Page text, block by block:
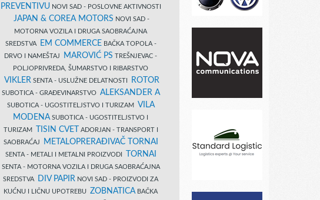
PREVENTIVUNOVI SAD - POSLOVNE AKTIVNOSTI
JAPAN & COREA MOTORS NOVI SAD -
MOTORNA VOZILA I DRUGA SAOBRAĆAJNA
SREDSTVA
EM COMMERCE BAČKA TOPOLA -
DRVO I NAMEŠTAJ
MAROVIĆ PS TREŠNJEVAC -
POLJOPRIVREDA, ŠUMARSTVO I RIBARSTVO
VIKLER SENTA - USLUŽNE DELATNOSTI ROTOR
SUBOTICA - GRAĐEVINARSTVO ALEKSANDER A
SUBOTICA - UGOSTITELJSTVO I TURIZAM VILA
MODENA SUBOTICA - UGOSTITELJSTVO I
TURIZAM
TISIN CVET
ADORJAN - TRANSPORT I
SAOBRAĆAJ
METALOPRERAĐIVAČ TORNAI
SENTA - METALI I METALNI PROIZVODI TORNAI
SENTA - MOTORNA VOZILA I DRUGA SAOBRAĆAJNA
SREDSTVA
DIV PAPIR NOVI SAD - PROIZVODI ZA
KUĆNU I LIČNU UPOTREBU ZOBNATICA BAČKA